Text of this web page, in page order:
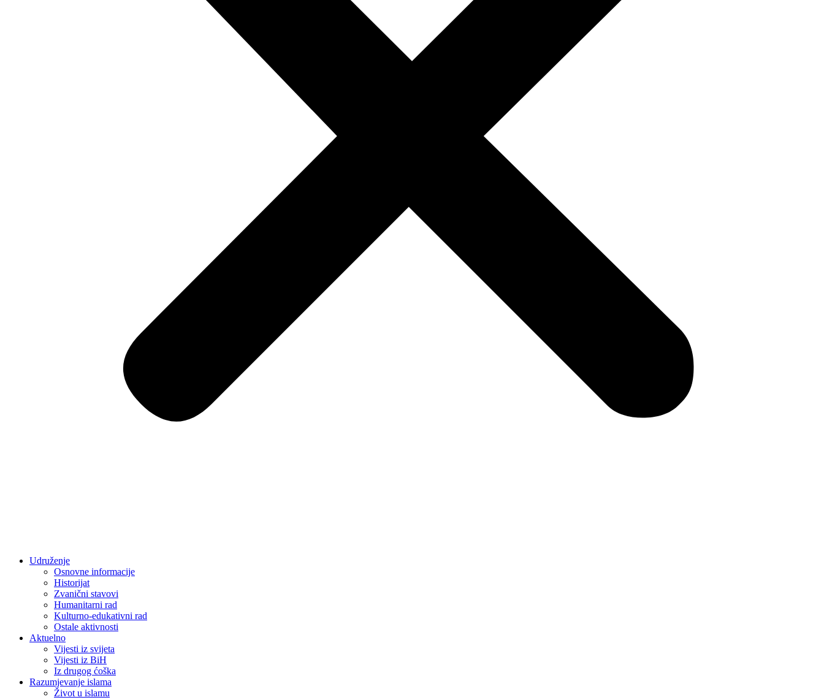
Udruženje
Osnovne informacije
Historijat
Zvanični stavovi
Humanitarni rad
Kulturno-edukativni rad
Ostale aktivnosti
Aktuelno
Vijesti iz svijeta
Vijesti iz BiH
Iz drugog ćoška
Razumjevanje islama
Život u islamu